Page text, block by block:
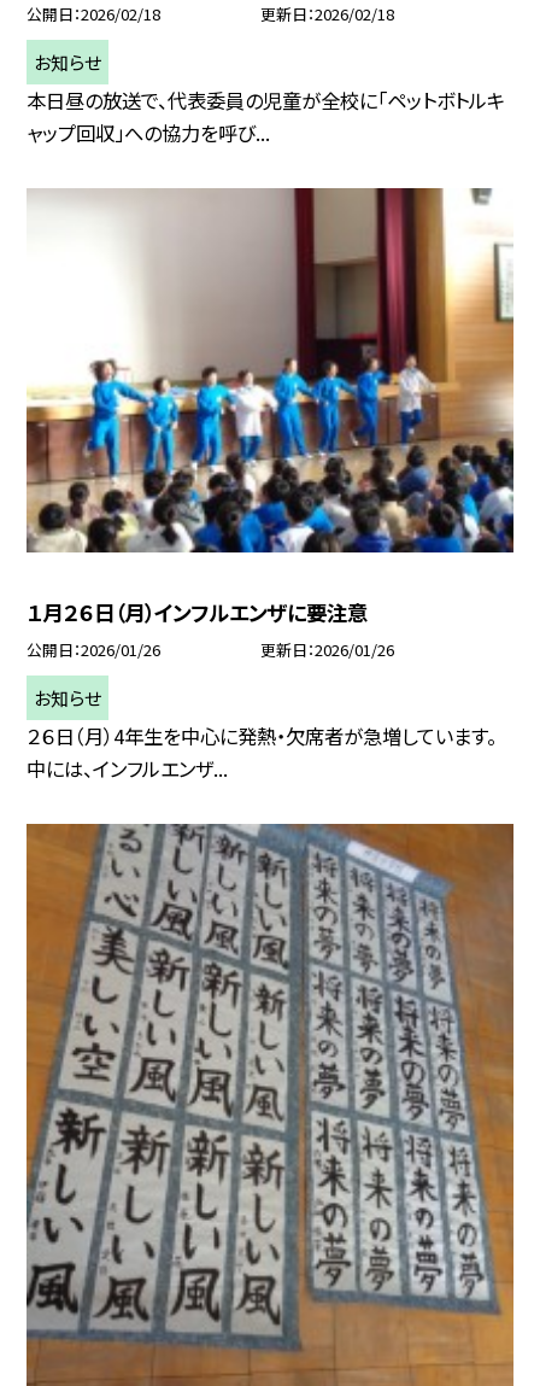
公開日 2026/02/18 更新日 2026/02/18
お知らせ
本日昼の放送で、代表委員の児童が全校に「ペットボトルキ
ャップ回収」への協力を呼び...
１月２６日（月）インフルエンザに要注意
公開日 2026/01/26 更新日 2026/01/26
お知らせ
２６日（月）4年生を中心に発熱・欠席者が急増しています。
中には、インフルエンザ...